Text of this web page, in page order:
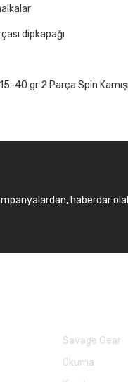
dipkapağı
40 gr 2 Parça Spin
haberdar
Savage Gear
Okuma